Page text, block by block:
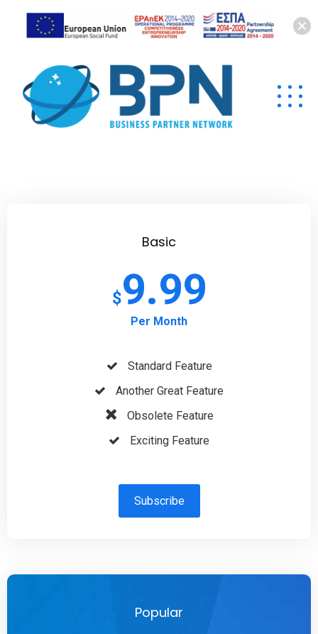
Basic
$9.99
Per Month
Standard Feature
Another Great Feature
Obsolete Feature
Exciting Feature
Subscribe
Popular